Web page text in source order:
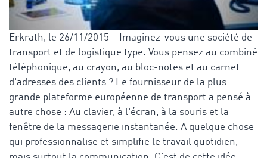
Erkrath, le 26/11/2015 – Imaginez-vous une société de
transport et de logistique type. Vous pensez au combiné
téléphonique, au crayon, au bloc-notes et au carnet
d'adresses des clients ? Le fournisseur de la plus
grande plateforme européenne de transport a pensé à
autre chose : Au clavier, à l'écran, à la souris et la
fenêtre de la messagerie instantanée. A quelque chose
qui professionnalise et simplifie le travail quotidien,